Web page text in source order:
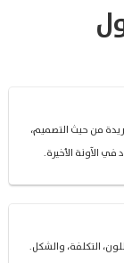
من حيث التصميم،
الآونة الأخيرة.
التكلفة، والشكل.